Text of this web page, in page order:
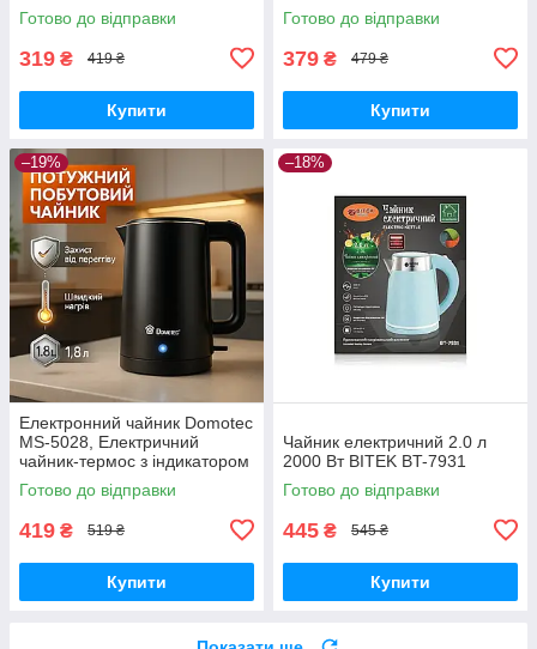
Готово до відправки
319 ₴ 419 ₴
Купити
Готово до відправки
379 ₴ 479 ₴
Купити
–19%
Електронний чайник Domotec
MS-5028, Електричний
чайник-термос з індикатором
включення
Готово до відправки
419 ₴ 519 ₴
Купити
–18%
Чайник електричний 2.0 л
2000 Вт BITEK BT-7931
Готово до відправки
445 ₴ 545 ₴
Купити